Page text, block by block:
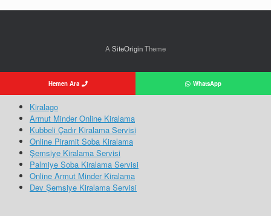
ASiteOriginTheme
Hemen Ara WhatsApp
Kiralago
Armut Minder Online Kiralama
Kubbeli Çadır Kiralama Servisi
Online Piramit Soba Kiralama
Şemsiye Kiralama Servisi
Palmiye Soba Kiralama Servisi
Online Armut Minder Kiralama
Dev Şemsiye Kiralama Servisi